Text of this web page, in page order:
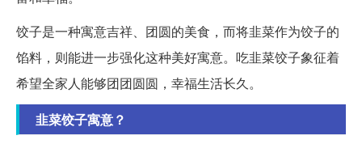
饺子是一种寓意吉祥、团圆的美食，而将韭菜作为饺子的
馅料，则能进一步强化这种美好寓意。吃韭菜饺子象征着
希望全家人能够团团圆圆，幸福生活长久。
韭菜饺子寓意？